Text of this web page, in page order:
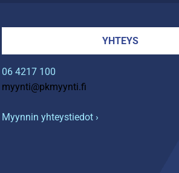
YHTEYS
06 4217 100
myynti@pkmyynti.fi
Myynnin yhteystiedot ›